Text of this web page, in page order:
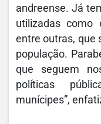
andreense. Já
utilizadas como
entre outras, que
população.
que seguem
políticas
munícipes”,